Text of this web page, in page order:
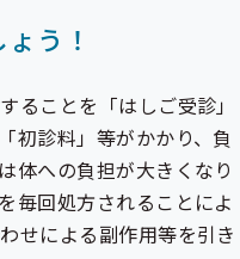
う！
ることを「はしご受診」
初診料」等がかかり、負
体への負担が大きくなり
毎回処方されることによ
せによる副作用等を引き